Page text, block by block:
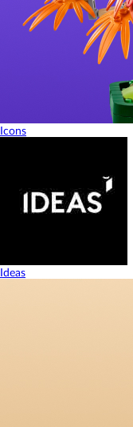
Icons
Ideas